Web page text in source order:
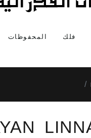
فلك المحفوظات